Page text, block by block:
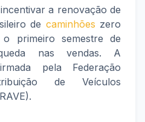
a renovação de
de caminhões zero
primeiro semestre de
nas vendas. A
pela Federação
de Veículos